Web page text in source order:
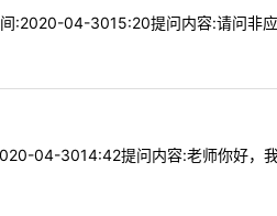
:2020-04-3015:20提问内容:请问非
04-3014:42提问内容:老师你好，